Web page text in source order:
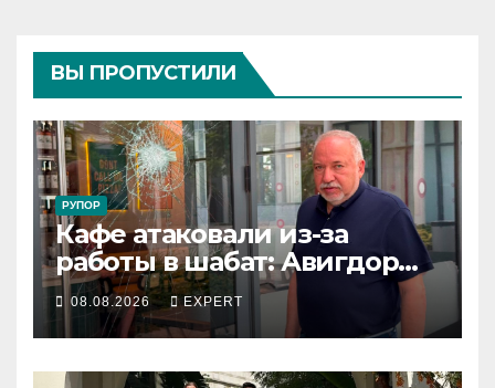
ВЫ ПРОПУСТИЛИ
РУПОР
Кафе атаковали из-за
работы в шабат: Авигдор
Либерман приехал
поддержать владельцев
08.08.2026 EXPERT